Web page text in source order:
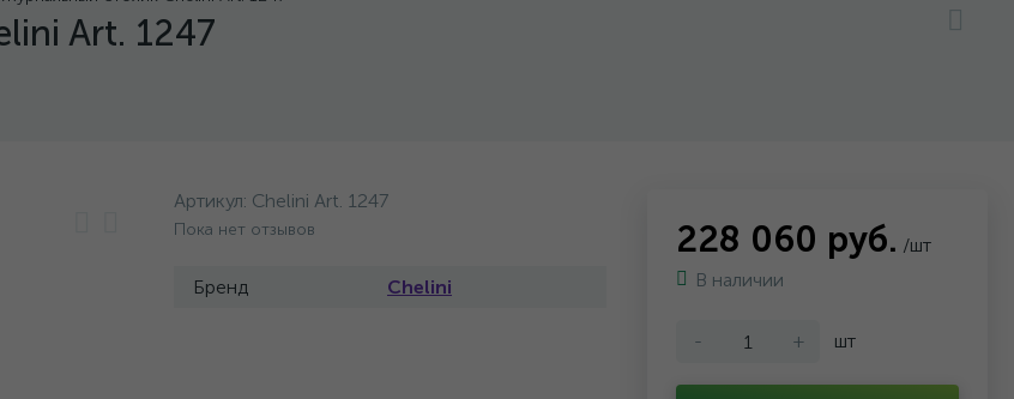
Art. 1247
Артикул: Chelini Art. 1247
Пока нет отзывов
Бренд Chelini
228 060 руб. /шт
В наличии
- + шт